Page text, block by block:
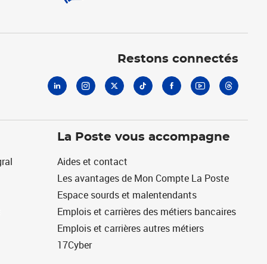
Restons connectés
La Poste vous accompagne
Aides et contact
Les avantages de Mon Compte La Poste
Espace sourds et malentendants
Emplois et carrières des métiers bancaires
Emplois et carrières autres métiers
17Cyber